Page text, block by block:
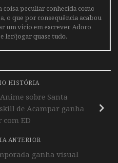
coisa peculiar conhecida como
o que por consequência acabou
um vicio em escrever. Adoro
ler/jogar quase tudo.
HISTÓRIA
sobre Santa
de Acampar ganha
ED
ANTERIOR
ganha visual